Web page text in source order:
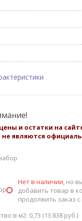
и остатки на
не являются
Нет в наличии, но
добавить товар в
продолжить заказ
в м2: 0,73 (13 838 руб.)